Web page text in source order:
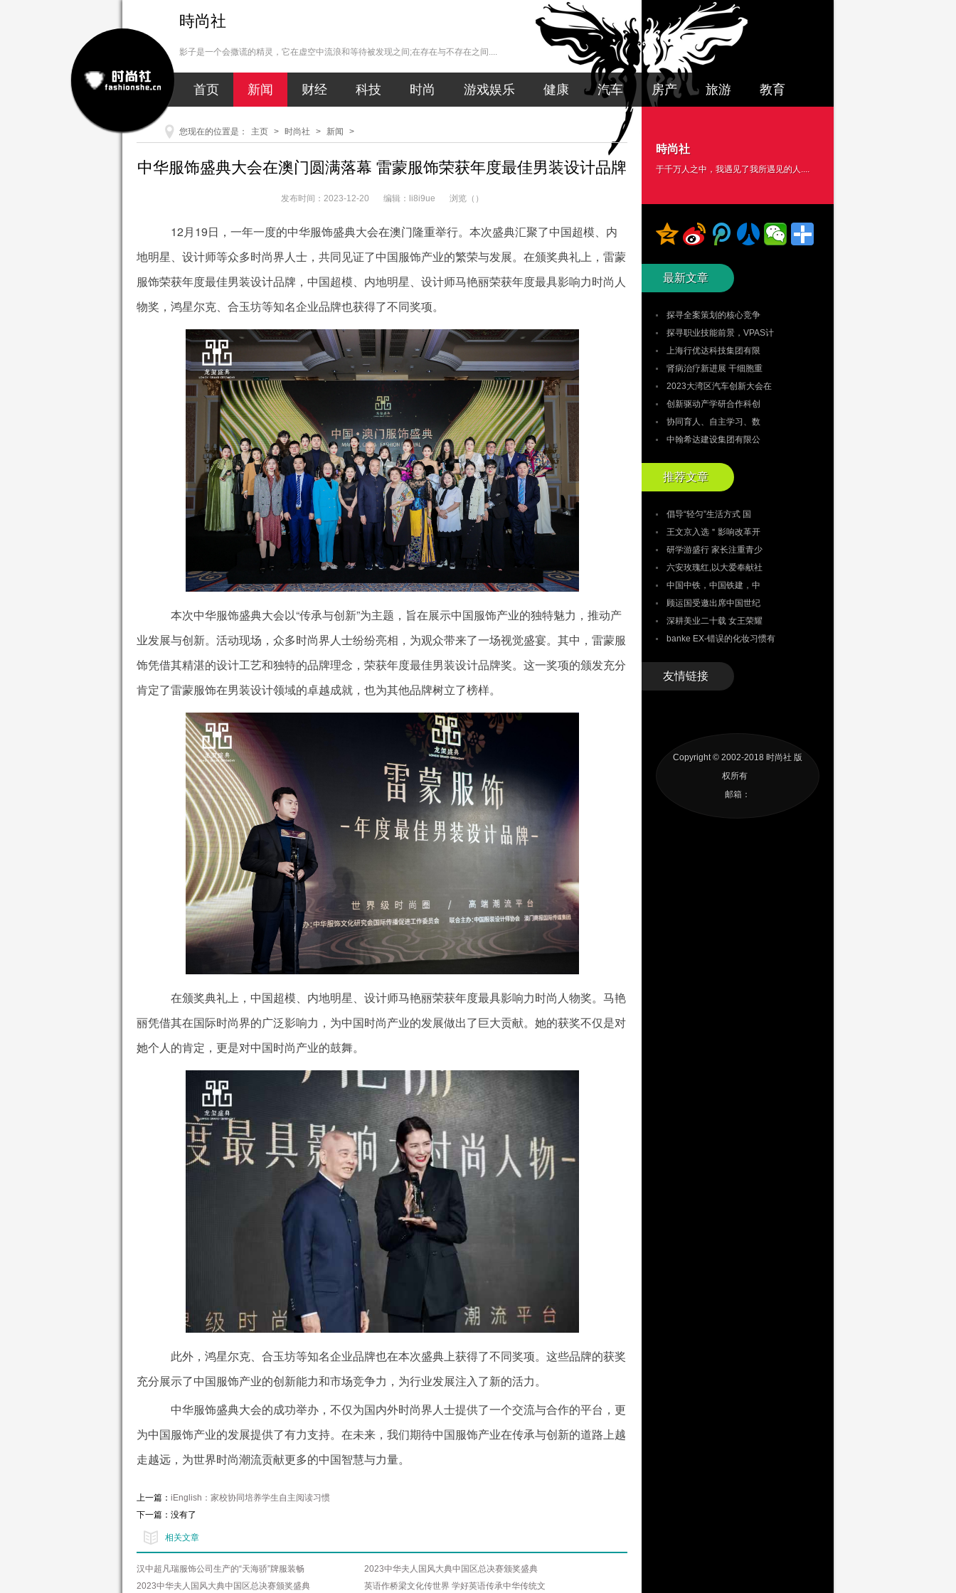
時尚社
影子是一个会撒谎的精灵，它在虚空中流浪和等待被发现之间;在存在与不存在之间....
首页 新闻 财经 科技 时尚 游戏娱乐 健康 汽车 房产 旅游 教育
您现在的位置是： 主页 > 时尚社 > 新闻 >
中华服饰盛典大会在澳门圆满落幕 雷蒙服饰荣获年度最佳男装设计品牌
发布时间：2023-12-20 编辑：li8i9ue 浏览（ ）
12月19日，一年一度的中华服饰盛典大会在澳门隆重举行。本次盛典汇聚了中国超模、内
地明星、设计师等众多时尚界人士，共同见证了中国服饰产业的繁荣与发展。在颁奖典礼上，雷蒙
服饰荣获年度最佳男装设计品牌，中国超模、内地明星、设计师马艳丽荣获年度最具影响力时尚人
物奖，鸿星尔克、合玉坊等知名企业品牌也获得了不同奖项。
本次中华服饰盛典大会以“传承与创新”为主题，旨在展示中国服饰产业的独特魅力，推动产
业发展与创新。活动现场，众多时尚界人士纷纷亮相，为观众带来了一场视觉盛宴。其中，雷蒙服
饰凭借其精湛的设计工艺和独特的品牌理念，荣获年度最佳男装设计品牌奖。这一奖项的颁发充分
肯定了雷蒙服饰在男装设计领域的卓越成就，也为其他品牌树立了榜样。
在颁奖典礼上，中国超模、内地明星、设计师马艳丽荣获年度最具影响力时尚人物奖。马艳
丽凭借其在国际时尚界的广泛影响力，为中国时尚产业的发展做出了巨大贡献。她的获奖不仅是对
她个人的肯定，更是对中国时尚产业的鼓舞。
此外，鸿星尔克、合玉坊等知名企业品牌也在本次盛典上获得了不同奖项。这些品牌的获奖
充分展示了中国服饰产业的创新能力和市场竞争力，为行业发展注入了新的活力。
中华服饰盛典大会的成功举办，不仅为国内外时尚界人士提供了一个交流与合作的平台，更
为中国服饰产业的发展提供了有力支持。在未来，我们期待中国服饰产业在传承与创新的道路上越
走越远，为世界时尚潮流贡献更多的中国智慧与力量。
上一篇： iEnglish：家校协同培养学生自主阅读习惯
下一篇：没有了
相关文章
汉中超凡瑞服饰公司生产的“天海骄”牌服装畅
2023中华夫人国风大典中国区总决赛颁奖盛典
2023中华夫人国风大典中国区总决赛颁奖盛典
英语作桥梁文化传世界 学好英语传承中华传统文
時尚社
于千万人之中，我遇见了我所遇见的人....
最新文章
探寻全案策划的核心竞争
探寻职业技能前景，VPAS计
上海行优达科技集团有限
肾病治疗新进展 干细胞重
2023大湾区汽车创新大会在
创新驱动产学研合作科创
协同育人、自主学习、数
中翰希达建设集团有限公
推荐文章
倡导“轻匀”生活方式 国
王文京入选＂影响改革开
研学游盛行 家长注重青少
六安玫瑰红,以大爱奉献社
中国中铁，中国铁建，中
顾运国受邀出席中国世纪
深耕美业二十载 女王荣耀
banke EX-错误的化妆习惯有
友情链接
Copyright © 2002-2018 时尚社 版
权所有
邮箱：